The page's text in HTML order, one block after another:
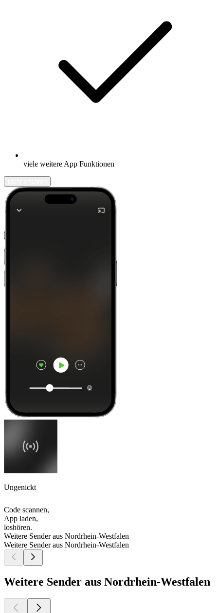
viele weitere App Funktionen
Ungenickt
Code scannen,
App laden,
loshören.
Weitere Sender aus Nordrhein-Westfalen
Weitere Sender aus Nordrhein-Westfalen
Weitere Sender aus Nordrhein-Westfalen